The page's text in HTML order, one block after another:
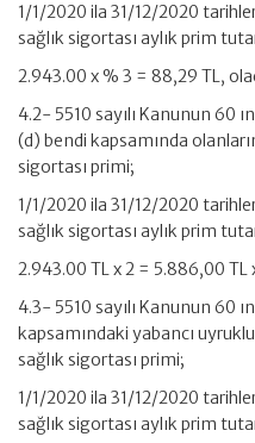
1/1/2020 ila 31/12/2020
sağlık sigortası aylık prim
2.943.00 x % 3 = 88,29 TL,
4.2- 5510 sayılı Kanunun 60
(d) bendi kapsamında
sigortası primi;
1/1/2020 ila 31/12/2020
sağlık sigortası aylık prim
2.943.00 TL x 2 = 5.886,00 TL
4.3- 5510 sayılı Kanunun 60
kapsamındaki yabancı
sağlık sigortası primi;
1/1/2020 ila 31/12/2020
sağlık sigortası aylık prim